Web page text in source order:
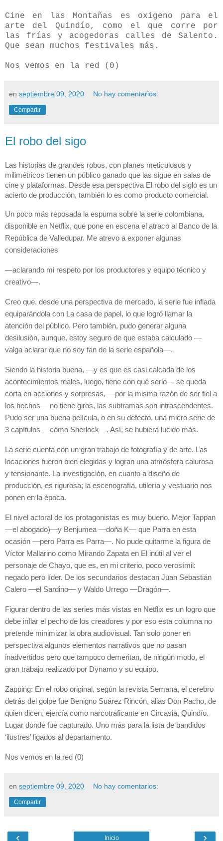
Cine en las Montañas es oxigeno para el
arte del Quindío, como el que corre por
las frías y acogedoras calles de Salento.
Que sean muchos festivales más.
Nos vemos en la red (0)
en septiembre 09, 2020 No hay comentarios:
Compartir
El robo del sigo
Las historias de grandes robos, con planes meticulosos y
milimétricos tienen un público ganado que las sigue en salas de
cine y plataformas. Desde esa perspectiva El robo del siglo es un
acierto de producción, también lo es como producto comercial.
Un poco más reposada la espuma sobre la serie colombiana,
disponible en Netflix, que pone en escena el atraco al Banco de la
República de Valledupar. Me atrevo a exponer algunas
consideraciones
—aclarando mi respeto por los productores y equipo técnico y
creativo—.
Creo que, desde una perspectiva de mercado, la serie fue inflada
equiparándola con La casa de papel, lo que logró llamar la
atención del público. Pero también, pudo generar alguna
desilusión, aunque, estoy seguro de que estaba calculado —
valga aclarar que no soy fan de la serie española—.
Siendo la historia buena, —y es que es casi calcada de los
acontecimientos reales, luego, tiene con qué serlo— se queda
corta en acciones y sorpresas, —por la misma razón de ser fiel a
los hechos— no tiene giros, las subtramas son intrascendentes.
Pudo ser una buena película, o en su defecto, una micro serie de
3 capítulos —cómo Sherlock—. Así, se hubiera lucido más.
La serie cuenta con un gran trabajo de fotografía y de arte. Las
locaciones fueron bien elegidas y logran una atmósfera calurosa
y tensionante. La investigación, en cuanto a diseño de
producción, es rigurosa; la escenografía, utilería y vestuario nos
ponen en la época.
El nivel actoral de los protagonistas es muy bueno. Mejor Tappan
—el abogado)—y Benjumea —doña K— que Parra en esta
ocasión —pero Parra es Parra—. No pude quitarme la figura de
Víctor Mallarino como Mirando Zapata en El inútil al ver el
personaje de Chayo, que es, en mi criterio, poco verosímil:
negado pero líder. De los secundarios destacan Juan Sebastián
Calero —el Sardino— y Waldo Urrego —Dragón—.
Figurar dentro de las series más vistas en Netflix es un logro que
debe inflar el pecho de los creadores y por eso esta columna no
pretende minimizar la obra audiovisual. Tan solo poner en
perspectiva algunos elementos narrativos que no pasan
inadvertidos pero que tampoco demeritan, de ningún modo, el
gran trabajo realizado por Dynamo y su equipo.
Zapping: En el robo original, según la revista Semana, el cerebro
detrás del golpe fue Benigno Suárez Rincón, alias Don Pacho, de
quien dicen, ejercía como narcotraficante en Circasia, Quindío.
Lugar donde fue capturado. Uno más para la lista de bandidos
‘ilustres’ ligados al departamento.
Nos vemos en la red (0)
en septiembre 09, 2020 No hay comentarios:
Compartir
‹ ›
Inicio